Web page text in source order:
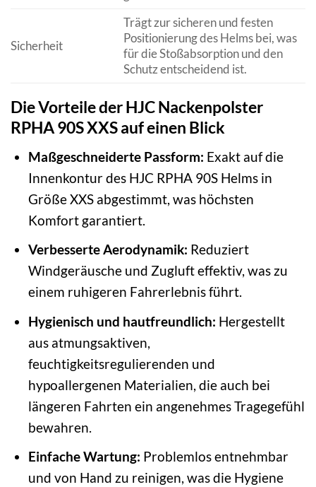
Sicherheit
Trägt zur sicheren und festen
Positionierung des Helms bei, was
für die Stoßabsorption und den
Schutz entscheidend ist.
Die Vorteile der HJC Nackenpolster
RPHA 90S XXS auf einen Blick
Maßgeschneiderte Passform: Exakt auf die
Innenkontur des HJC RPHA 90S Helms in
Größe XXS abgestimmt, was höchsten
Komfort garantiert.
Verbesserte Aerodynamik: Reduziert
Windgeräusche und Zugluft effektiv, was zu
einem ruhigeren Fahrerlebnis führt.
Hygienisch und hautfreundlich: Hergestellt
aus atmungsaktiven,
feuchtigkeitsregulierenden und
hypoallergenen Materialien, die auch bei
längeren Fahrten ein angenehmes Tragegefühl
bewahren.
Einfache Wartung: Problemlos entnehmbar
und von Hand zu reinigen, was die Hygiene